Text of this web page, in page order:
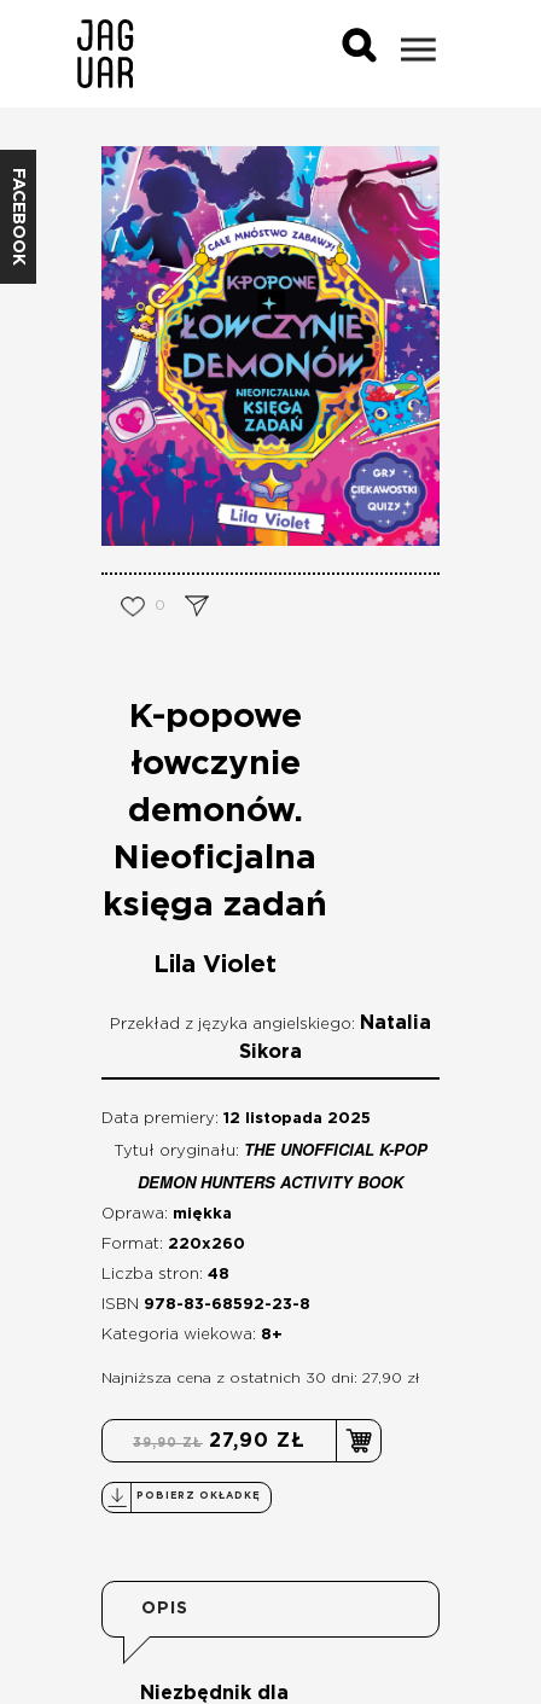
FACEBOOK
0
K-popowe
łowczynie
demonów.
Nieoficjalna
księga zadań
Lila Violet
Przekład z języka angielskiego:
Natalia
Sikora
Data premiery: 12 listopada 2025
Tytuł oryginału: THE UNOFFICIAL K-POP
DEMON HUNTERS ACTIVITY BOOK
Oprawa: miękka
Format: 220x260
Liczba stron: 48
ISBN 978-83-68592-23-8
Kategoria wiekowa: 8+
Najniższa cena z ostatnich 30 dni: 27,90 zł
39,90 ZŁ 27,90 ZŁ
POBIERZ OKŁADKĘ
OPIS
Niezbędnik dla